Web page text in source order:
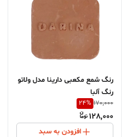
رنگ شمع مکعبی دارینا مدل ولاتو
رنگ آلبا
170,000
24%
128,000
افزودن به سبد